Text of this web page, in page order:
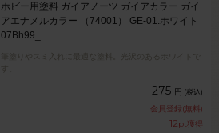
ホビー用塗料 ガイアノーツ ガイアカラー ガイ
アエナメルカラー （74001） GE-01.ホワイト
07Bh99_
筆塗りやスミ入れに最適な塗料。光沢のあるホワイトで
275 円 (税込)
会員登録(無料)
12pt獲得